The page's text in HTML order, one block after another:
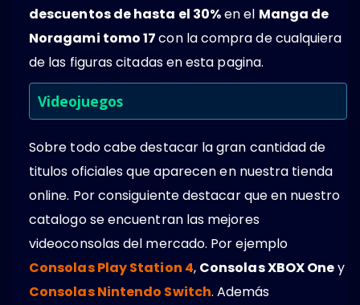
descuentos de hasta el 30%en el Manga de
Noragami tomo 17con la compra de cualquiera
de las figuras citadas en esta pagina.
Videojuegos
Sobre todo cabe destacar la gran cantidad de
titulos oficiales que aparecen en nuestra tienda
online. Por consiguiente destacar que en nuestro
catalogo se encuentran las mejores
videoconsolas del mercado. Por ejemplo
Consolas Play Station 4, Consolas XBOX Oney
Consolas Nintendo Switch. Además